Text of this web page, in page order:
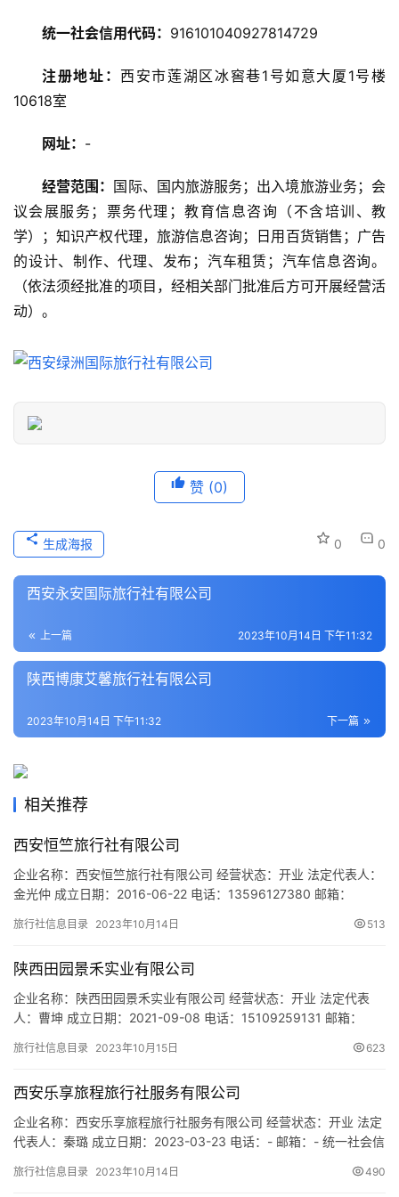
美
热
门
景
点
游
信
历
导
游
之
本
生
活
游
市
统一社会信用代码： 916101040927814729
注册地址： 西安市莲湖区冰窖巷1号如意大厦1号楼
10618室
网址： -
经营范围： 国际、国内旅游服务；出入境旅游业务；会
议会展服务；票务代理；教育信息咨询（不含培训、教
学）；知识产权代理，旅游信息咨询；日用百货销售；广告
的设计、制作、代理、发布；汽车租赁；汽车信息咨询。
（依法须经批准的项目，经相关部门批准后方可开展经营活
动）。
赞 (0)
0 0
生成海报
西安永安国际旅行社有限公司
上一篇 2023年10月14日 下午11:32
陕西博康艾馨旅行社有限公司
下一篇
2023年10月14日 下午11:32
相关推荐
西安恒竺旅行社有限公司
企业名称：西安恒竺旅行社有限公司 经营状态：开业 法定代表人：
金光仲 成立日期：2016-06-22 电话：13596127380 邮箱：
注册地址：陕西省西安市碑林区南二环西段21号华融国际商务大厦A
纪念品…
旅行社信息目录 2023年10月14日 513
陕西田园景禾实业有限公司
企业名称：陕西田园景禾实业有限公司 经营状态：开业 法定代表
人：曹坤 成立日期：2021-09-08 电话：15109259131 邮箱：
91610402MA6Y0M3K1N 注册地址：陕西省西咸新区沣西新城高
范围：一般项目…
旅行社信息目录 2023年10月15日 623
西安乐享旅程旅行社服务有限公司
企业名称：西安乐享旅程旅行社服务有限公司 经营状态：开业 法定
代表人：秦璐 成立日期：2023-03-23 电话：- 邮箱：- 统一社会信
区电子西街2号融侨馨苑小区40幢1单元0103室 网址：- 经营范围：
旅行社信息目录 2023年10月14日 490